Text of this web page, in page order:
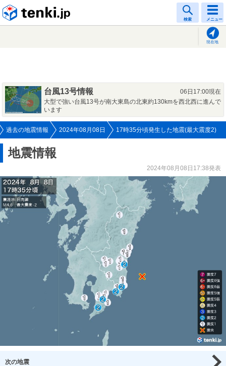
検索 メニュー
現在地
台風13号情報
06日17:00現在
大型で強い台風13号が南大東島の北東約130kmを西北西に進んで
います
過去の地震情報 2024年08月08日 17時35分頃発生した地震(最大震度2)
地震情報
2024年08月08日17:38発表
次の地震